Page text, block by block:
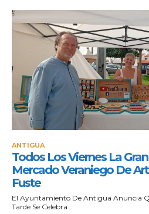
ANTIGUA
Todos Los Viernes La
Mercado Veraniego De
Fuste
El Ayuntamiento De Antigua Anuncia
Tarde Se Celebra...